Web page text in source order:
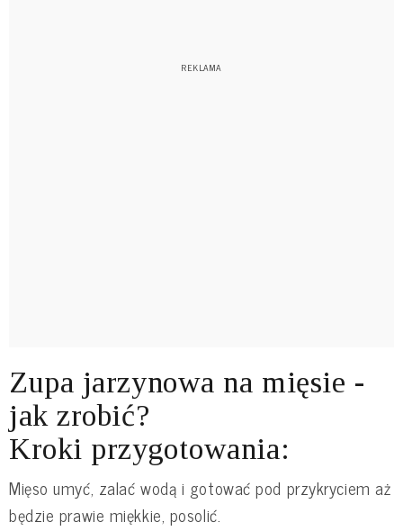
Zupa jarzynowa na mięsie -
jak zrobić?
Kroki przygotowania:
Mięso umyć, zalać wodą i gotować pod przykryciem aż
będzie prawie miękkie, posolić.